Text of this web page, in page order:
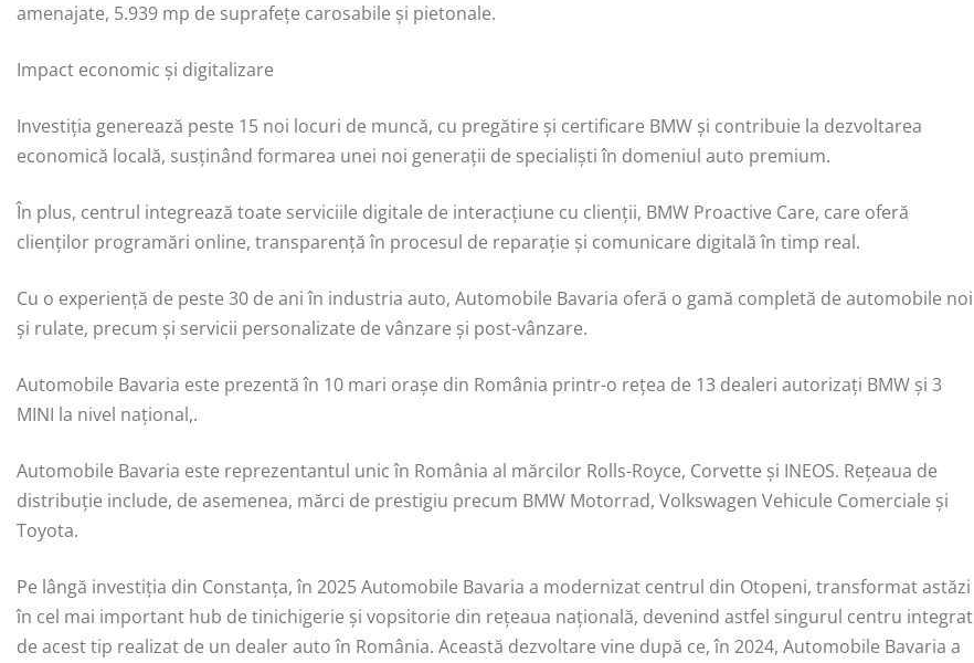
amenajate, 5.939 mp de suprafețe carosabile și pietonale.
Impact economic și digitalizare
Investiția generează peste 15 noi locuri de muncă, cu pregătire și certificare BMW și contribuie la dezvoltarea
economică locală, susținând formarea unei noi generații de specialiști în domeniul auto premium.
În plus, centrul integrează toate serviciile digitale de interacţiune cu clienţii, BMW Proactive Care, care oferă
clienților programări online, transparență în procesul de reparație și comunicare digitală în timp real.
Cu o experiență de peste 30 de ani în industria auto, Automobile Bavaria oferă o gamă completă de automobile noi
și rulate, precum și servicii personalizate de vânzare și post-vânzare.
Automobile Bavaria este prezentă în 10 mari orașe din România printr-o rețea de 13 dealeri autorizați BMW și 3
MINI la nivel naţional,.
Automobile Bavaria este reprezentantul unic în România al mărcilor Rolls-Royce, Corvette și INEOS. Rețeaua de
distribuție include, de asemenea, mărci de prestigiu precum BMW Motorrad, Volkswagen Vehicule Comerciale și
Toyota.
Pe lângă investiția din Constanța, în 2025 Automobile Bavaria a modernizat centrul din Otopeni, transformat astăzi
în cel mai important hub de tinichigerie și vopsitorie din rețeaua națională, devenind astfel singurul centru integrat
de acest tip realizat de un dealer auto în România. Această dezvoltare vine după ce, în 2024, Automobile Bavaria a